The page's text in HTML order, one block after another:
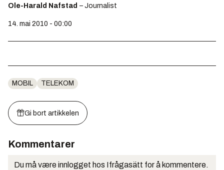
Ole-Harald Nafstad – Journalist
14. mai 2010 - 00:00
MOBIL TELEKOM
Gi bort artikkelen
Kommentarer
Du må være innlogget hos Ifrågasätt for å kommentere.